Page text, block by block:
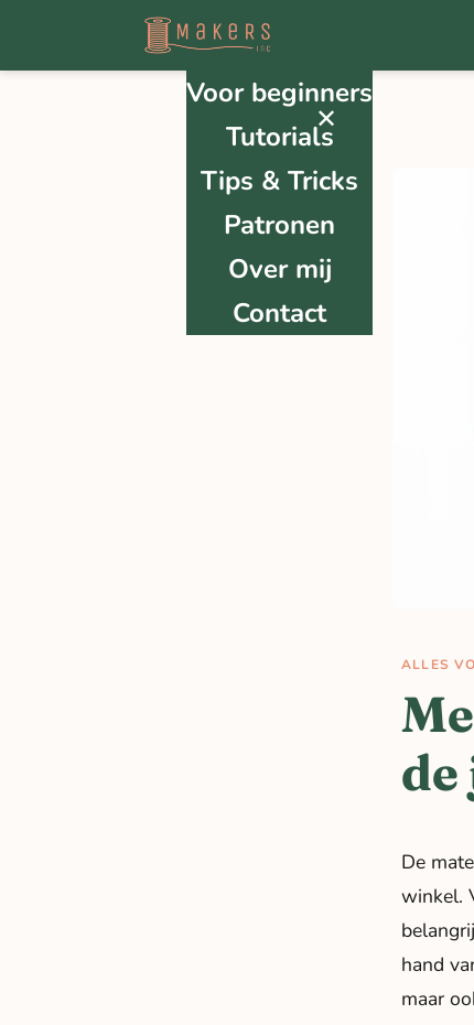
✕
Voor beginners
Tutorials
Tips & Tricks
Patronen
Over mij
Contact
ALLES
de
De
winkel.
hand
maar